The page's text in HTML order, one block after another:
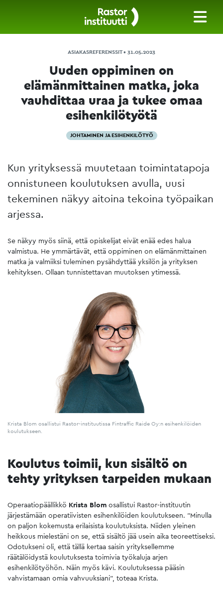
ASIAKASREFERENSSIT • 31.05.2023
Uuden oppiminen on
elämänmittainen matka, joka
vauhdittaa uraa ja tukee omaa
esihenkilötyötä
JOHTAMINEN JA ESIHENKILÖTYÖ
Kun yrityksessä muutetaan toimintatapoja
onnistuneen koulutuksen avulla, uusi
tekeminen näkyy aitoina tekoina työpaikan
arjessa.
Se näkyy myös siinä, että opiskelijat eivät enää edes halua
valmistua. He ymmärtävät, että oppiminen on elämänmittainen
matka ja valmiiksi tuleminen pysähdyttää yksilön ja yrityksen
kehityksen. Ollaan tunnistettavan muutoksen ytimessä.
Krista Blom osallistui Rastor-instituutissa Fintraffic Raide Oy:n esihenkilöiden
koulutukseen.
Koulutus toimii, kun sisältö on
tehty yrityksen tarpeiden mukaan
Operaatiopäällikkö Krista Blom osallistui Rastor-instituutin
järjestämään operatiivisten esihenkilöiden koulutukseen. ”Minulla
on paljon kokemusta erilaisista koulutuksista. Niiden yleinen
heikkous mielestäni on se, että sisältö jää usein aika teoreettiseksi.
Odotukseni oli, että tällä kertaa saisin yrityksellemme
räätälöidystä koulutuksesta toimivia työkaluja arjen
esihenkilötyöhön. Näin myös kävi. Koulutuksessa pääsin
vahvistamaan omia vahvuuksiani”, toteaa Krista.